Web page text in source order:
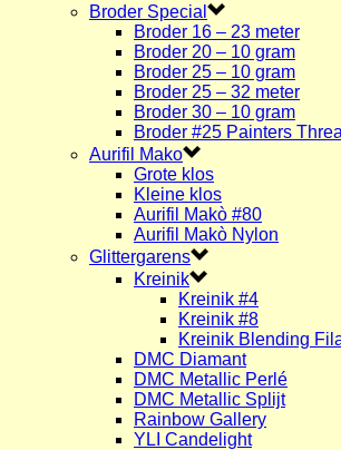
Broder Special
Broder 16 – 23 meter
Broder 20 – 10 gram
Broder 25 – 10 gram
Broder 25 – 32 meter
Broder 30 – 10 gram
Broder #25 Painters
Aurifil Mako
Grote klos
Kleine klos
Aurifil Makò #80
Aurifil Makò Nylon
Glittergarens
Kreinik
Kreinik #4
Kreinik #8
Kreinik Blending
DMC Diamant
DMC Metallic Perlé
DMC Metallic Splijt
Rainbow Gallery
YLI Candelight